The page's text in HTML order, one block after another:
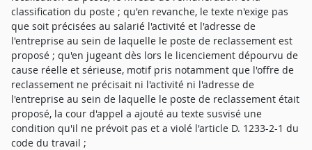
classification du poste ; qu'en revanche, le texte n'exige pas
que soit précisées au salarié l'activité et l'adresse de
l'entreprise au sein de laquelle le poste de reclassement est
proposé ; qu'en jugeant dès lors le licenciement dépourvu de
cause réelle et sérieuse, motif pris notamment que l'offre de
reclassement ne précisait ni l'activité ni l'adresse de
l'entreprise au sein de laquelle le poste de reclassement était
proposé, la cour d'appel a ajouté au texte susvisé une
condition qu'il ne prévoit pas et a violé l'article D. 1233-2-1 du
code du travail ;